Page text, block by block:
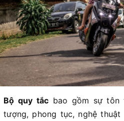
Bộ quy tắc bao gồm sự tôn
tượng, phong tục, nghệ